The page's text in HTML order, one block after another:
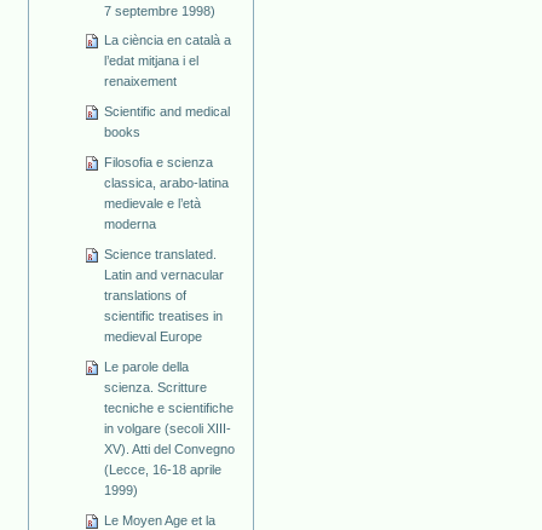
7 septembre 1998)
La ciència en català a
l’edat mitjana i el
renaixement
Scientific and medical
books
Filosofia e scienza
classica, arabo-latina
medievale e l’età
moderna
Science translated.
Latin and vernacular
translations of
scientific treatises in
medieval Europe
Le parole della
scienza. Scritture
tecniche e scientifiche
in volgare (secoli XIII-
XV). Atti del Convegno
(Lecce, 16-18 aprile
1999)
Le Moyen Age et la